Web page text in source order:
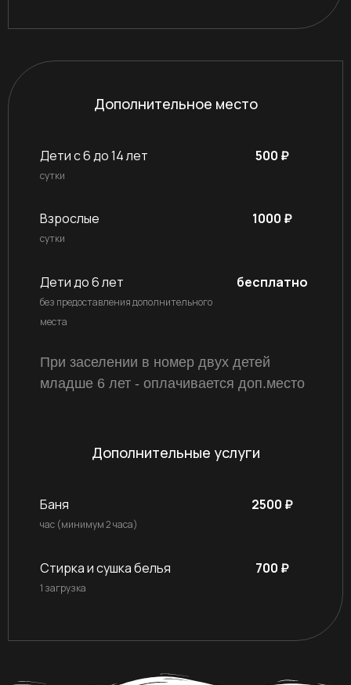
Дополнительное место
Дети с 6 до 14 лет
сутки
500 ₽
Взрослые
сутки
1000 ₽
Дети до 6 лет
без предоставления дополнительного
места
бесплатно
При заселении в номер двух детей
младше 6 лет - оплачивается доп.место
Дополнительные услуги
Баня
час (минимум 2 часа)
2500 ₽
Стирка и сушка белья
1 загрузка
700 ₽